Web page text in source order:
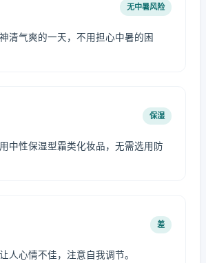
无中暑风险
清气爽的一天，不用担心中暑的困
保湿
中性保湿型霜类化妆品，无需选用防
差
人心情不佳，注意自我调节。